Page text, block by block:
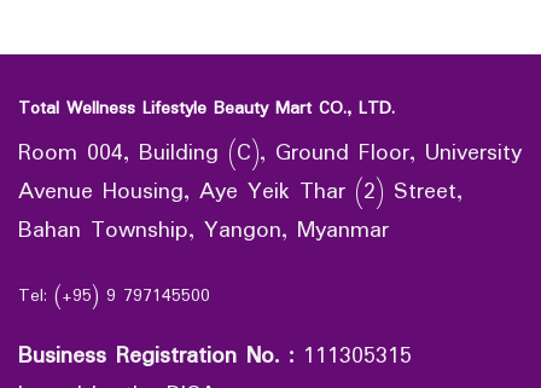
Total Wellness Lifestyle Beauty Mart CO., LTD.
Room 004, Building (C), Ground Floor, University
Avenue Housing, Aye Yeik Thar (2) Street,
Bahan Township, Yangon, Myanmar
Tel: (+95) 9 797145500
Business Registration No. : 111305315